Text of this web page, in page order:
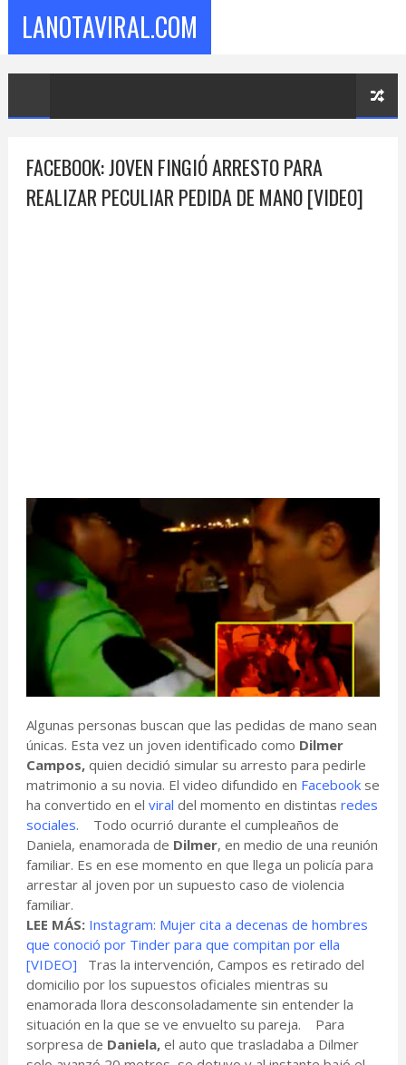
LANOTAVIRAL.COM
FACEBOOK: JOVEN FINGIÓ ARRESTO PARA
REALIZAR PECULIAR PEDIDA DE MANO [VIDEO]
Algunas personas buscan que las pedidas de mano sean
únicas. Esta vez un joven identificado como Dilmer
Campos,quien decidió simular su arresto para pedirle
matrimonio a su novia. El video difundido en Facebook se
ha convertido en el viral del momento en distintas redes
sociales. Todo ocurrió durante el cumpleaños de
Daniela, enamorada de Dilmer, en medio de una reunión
familiar. Es en ese momento en que llega un policía para
arrestar al joven por un supuesto caso de violencia
familiar.
LEE MÁS: Instagram: Mujer cita a decenas de hombres
que conoció por Tinder para que compitan por ella
[VIDEO] Tras la intervención, Campos es retirado del
domicilio por los supuestos oficiales mientras su
enamorada llora desconsoladamente sin entender la
situación en la que se ve envuelto su pareja. Para
sorpresa de Daniela, el auto que trasladaba a Dilmer